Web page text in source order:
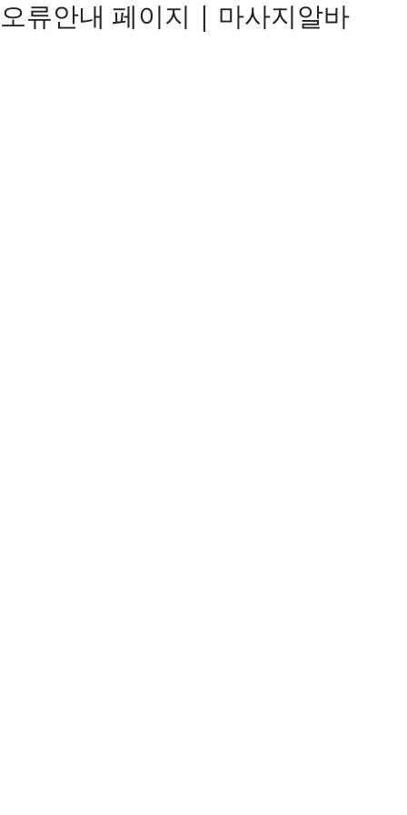
오류안내 페이지 | 마사지알바